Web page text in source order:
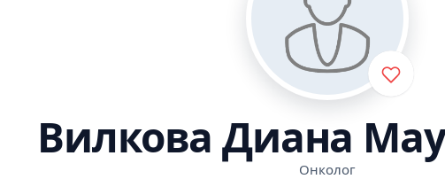
Вилкова Диана
Онколог